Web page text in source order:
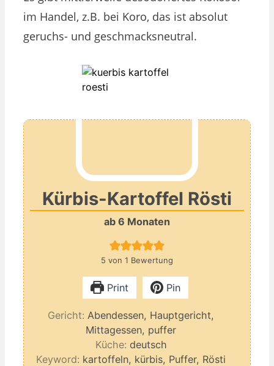
im Handel, z.B. bei Koro, das ist absolut
geruchs- und geschmacksneutral.
Kürbis-Kartoffel Rösti
ab 6 Monaten
5 von 1 Bewertung
Print Pin
Gericht: Abendessen, Hauptgericht,
Mittagessen, puffer
Küche: deutsch
Keyword: kartoffeln, kürbis, Puffer, Rösti